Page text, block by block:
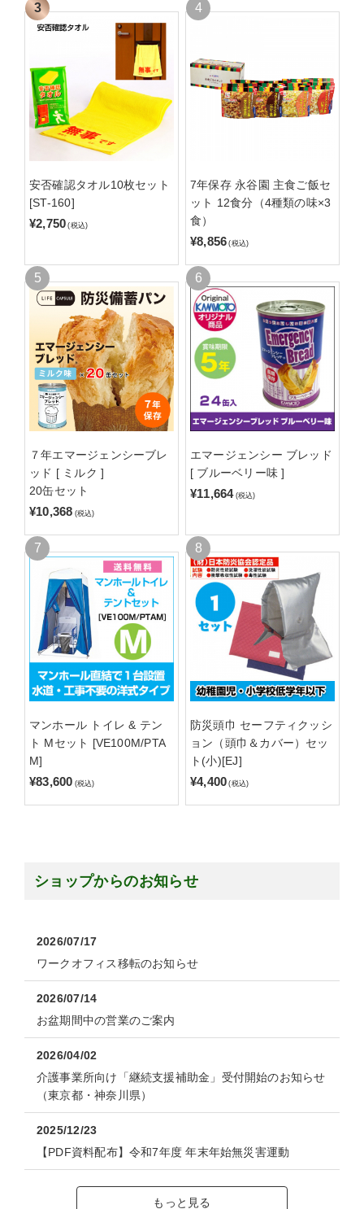
安否確認タオル10枚セット
[ST-160]
¥2,750 (税込)
7年保存 永谷園 主食ご飯セ
ット 12食分（4種類の味×3
食）
¥8,856 (税込)
７年エマージェンシーブレ
ッド [ ミルク ]
20缶セット
¥10,368 (税込)
エマージェンシー ブレッド
[ ブルーベリー味 ]
¥11,664 (税込)
マンホール トイレ & テン
ト Mセット [VE100M/PTA
M]
¥83,600 (税込)
防災頭巾 セーフティクッシ
ョン（頭巾＆カバー）セッ
ト(小)[EJ]
¥4,400 (税込)
ショップからのお知らせ
2026/07/17
ワークオフィス移転のお知らせ
2026/07/14
お盆期間中の営業のご案内
2026/04/02
介護事業所向け「継続支援補助金」受付開始のお知らせ
（東京都・神奈川県）
2025/12/23
【PDF資料配布】令和7年度 年末年始無災害運動
もっと見る